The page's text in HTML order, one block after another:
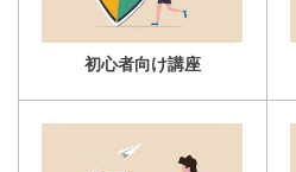
初心者向け講座